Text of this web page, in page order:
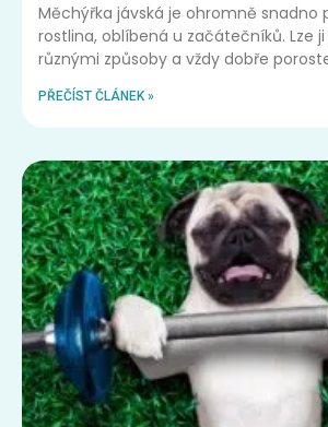
Měchýřka jávská je ohromně snadno
rostlina, oblíbená u začátečníků. Lze
různými způsoby a vždy dobře
PŘEČÍST ČLÁNEK »